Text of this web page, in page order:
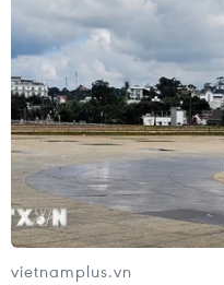
Mỹ phát tín hiệu ủng
đồng won của Hàn
05/08/2026 23:26
Mỹ hoàn trả khoảng
quan sau phán quyết
cao
vietnamplus.vn